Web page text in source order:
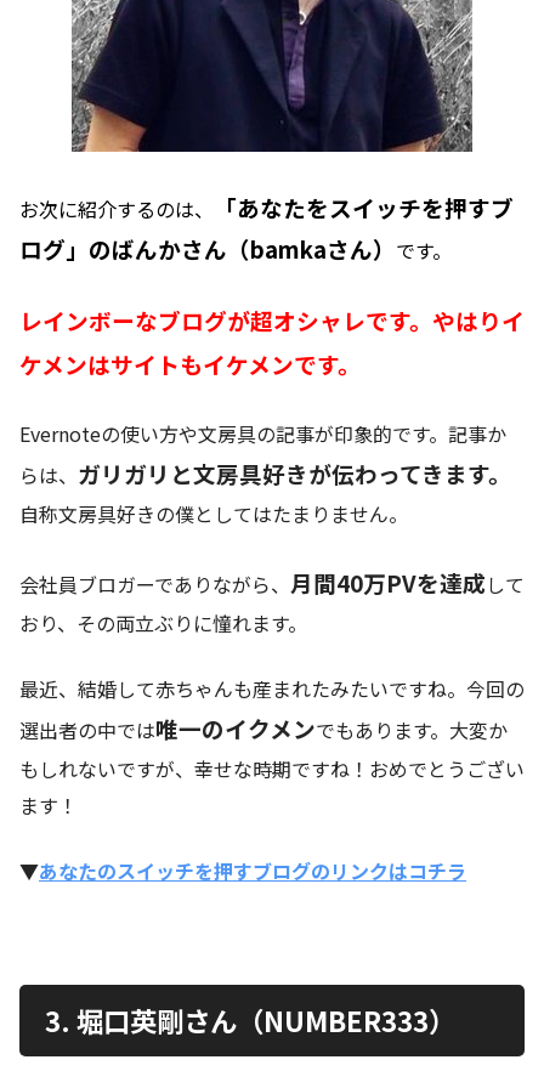
お次に紹介するのは、
「あなたをスイッチを押すブ
ログ」のばんかさん（bamkaさん） です。
レインボーなブログが超オシャレです。やはりイ
ケメンはサイトもイケメンです。
Evernoteの使い方や文房具の記事が印象的です。記事か
らは、 ガリガリと文房具好きが伝わってきます。
自称文房具好きの僕としてはたまりません。
会社員ブロガーでありながら、 月間40万PVを達成して
おり、その両立ぶりに憧れます。
最近、結婚して赤ちゃんも産まれたみたいですね。今回の
選出者の中では唯一のイクメンでもあります。大変か
もしれないですが、幸せな時期ですね！おめでとうござい
ます！
▼あなたのスイッチを押すブログのリンクはコチラ
3. 堀口英剛さん（NUMBER333）